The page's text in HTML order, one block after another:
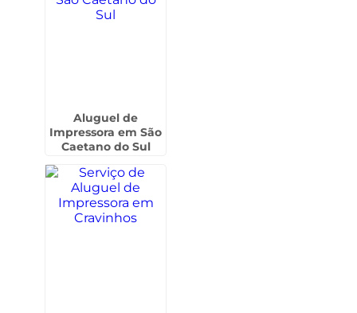
Aluguel de
Impressora em São
Caetano do Sul